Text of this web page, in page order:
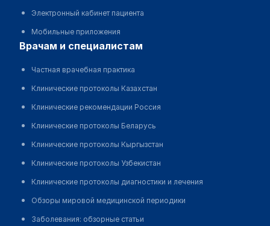
Электронный кабинет пациента
Мобильные приложения
врачам и специалистам
Частная врачебная практика
Клинические протоколы Казахстан
Клинические рекомендации Россия
Клинические протоколы Беларусь
Клинические протоколы Кыргызстан
Клинические протоколы Узбекистан
Клинические протоколы диагностики и лечения
Обзоры мировой медицинской периодики
Заболевания: обзорные статьи